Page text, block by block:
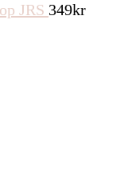
JRS 349kr